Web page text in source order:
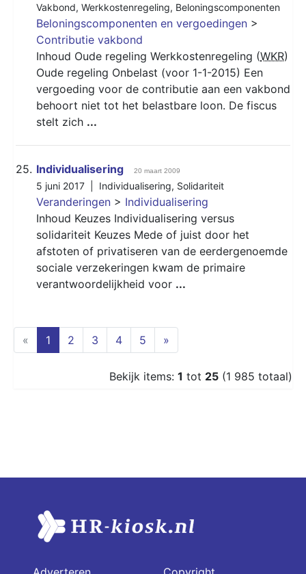
Vakbond, Werkkostenregeling, Beloningscomponenten
Beloningscomponenten en vergoedingen >
Contributie vakbond
Inhoud Oude regeling Werkkostenregeling (WKR)
Oude regeling Onbelast (voor 1-1-2015) Een
vergoeding voor de contributie aan een vakbond
behoort niet tot het belastbare loon. De fiscus
stelt zich ...
25. Individualisering 20 maart 2009
5 juni 2017 | Individualisering, Solidariteit
Veranderingen > Individualisering
Inhoud Keuzes Individualisering versus
solidariteit Keuzes Mede of juist door het
afstoten of privatiseren van de eerdergenoemde
sociale verzekeringen kwam de primaire
verantwoordelijkheid voor ...
« 1 (current)
2 3 4 5 »
Bekijk items: 1 tot 25 (1 985 totaal)